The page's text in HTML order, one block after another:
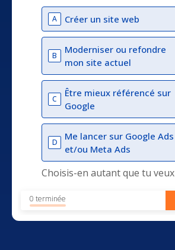
A Créer un site web
B
Moderniser ou refondre
mon site actuel
C
Être mieux référencé sur
Google
D
Me lancer sur Google Ads
et/ou Meta Ads
Choisis-en autant que tu veux
0 terminée